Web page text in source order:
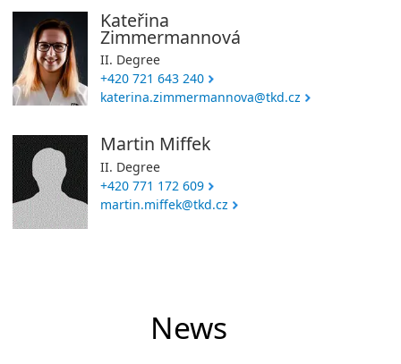
Kateřina
Zimmermannová
II. Degree
+420 721 643 240
katerina.zimmermannova@tkd.cz
Martin Miffek
II. Degree
+420 771 172 609
martin.miffek@tkd.cz
News